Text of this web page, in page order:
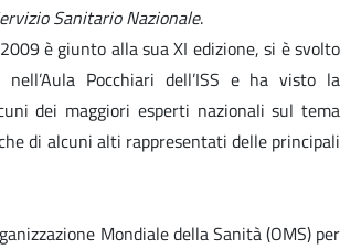
Sanitario Nazionale.
è giunto alla sua XI edizione, si è svolto
Pocchiari dell’ISS e ha visto la
dei maggiori esperti nazionali sul tema
di alcuni alti rappresentati delle principali
Mondiale della Sanità (OMS) per